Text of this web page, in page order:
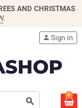
AND CHRISTMAS
.
search
person Sign in
0